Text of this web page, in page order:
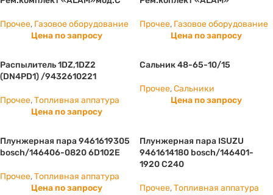
Прочее, Газовое оборудование
Цена по запросу
Прочее, Газовое оборудование
Цена по запросу
Распылитель 1DZ,1DZ2
(DN4PD1) /9432610221
Прочее,Топливная аппатура
Цена по запросу
Сальник 48-65-10/15
Прочее,Сальники
Цена по запросу
Плунжерная пара 9461619305
bosch/146406-0820 6D102E
Прочее,Топливная аппатура
Цена по запросу
Плунжерная пара ISUZU
9461614180 bosch/146401-
1920 С240
Прочее,Топливная аппатура